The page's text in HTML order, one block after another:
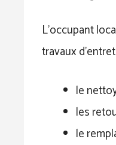
L’occupant
travaux
le
les
le